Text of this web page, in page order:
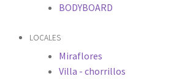
BODYBOARD
LOCALES
Miraflores
Villa - chorrillos